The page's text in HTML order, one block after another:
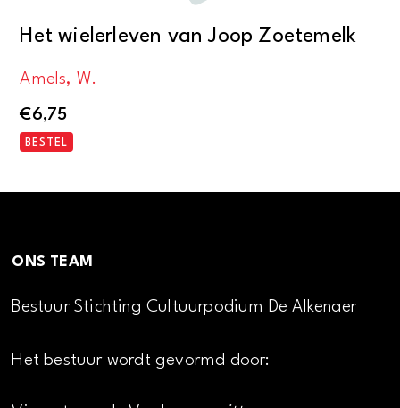
Het wielerleven van Joop Zoetemelk
Amels, W.
€6,75
BESTEL
ONS TEAM
Bestuur Stichting Cultuurpodium De Alkenaer
Het bestuur wordt gevormd door: